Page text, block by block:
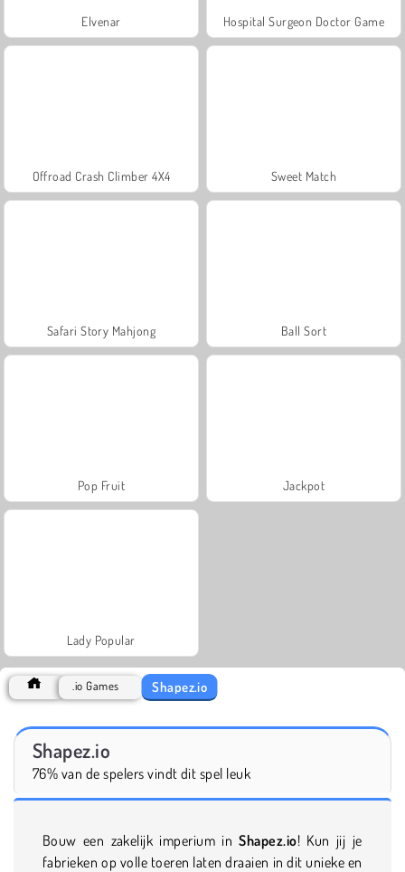
Elvenar Hospital Surgeon Doctor Game
Offroad Crash Climber 4X4 Sweet Match
Safari Story Mahjong Ball Sort
Pop Fruit Jackpot
Lady Popular
.io Games Shapez.io
Shapez.io
76% van de spelers vindt dit spel leuk
Bouw een zakelijk imperium inShapez.io! Kun jij je
fabrieken op volle toeren laten draaien in dit unieke en